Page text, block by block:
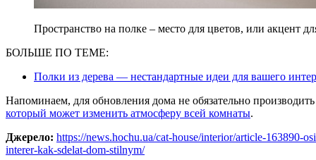
Пространство на полке – место для цветов, или акцент
БОЛЬШЕ ПО ТЕМЕ:
Полки из дерева — нестандартные идеи для вашего
Напоминаем, для обновления дома не обязательно
который может изменить атмосферу всей комнаты.
Джерело: https://news.hochu.ua/cat-house/interior/article-
interer-kak-sdelat-dom-stilnym/